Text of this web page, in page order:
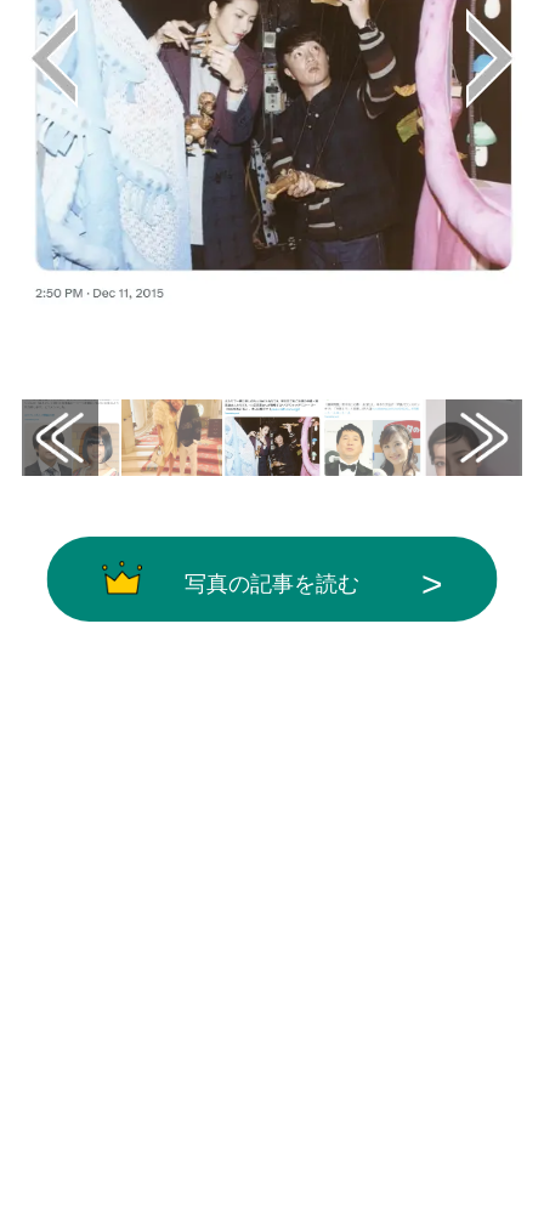
写真の記事を読む